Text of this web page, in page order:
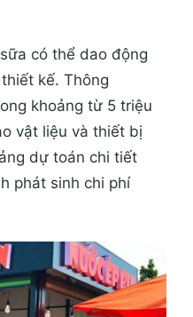
có thể dao động
kế. Thông
khoảng từ 5 triệu
vật liệu và thiết bị
dự toán chi tiết
phát sinh chi phí